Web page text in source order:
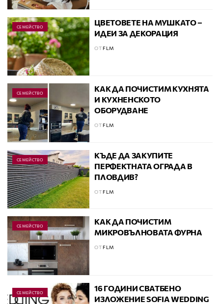
СЕМЕЙСТВО
ЦВЕТОВЕТЕ НА МУШКАТО –
ИДЕИ ЗА ДЕКОРАЦИЯ
ОТ FLM
СЕМЕЙСТВО
КАК ДА ПОЧИСТИМ КУХНЯТА
И КУХНЕНСКОТО
ОБОРУДВАНЕ
ОТ FLM
СЕМЕЙСТВО
КЪДЕ ДА ЗАКУПИТЕ
ПЕРФЕКТНАТА ОГРАДА В
ПЛОВДИВ?
ОТ FLM
СЕМЕЙСТВО
КАК ДА ПОЧИСТИМ
МИКРОВЪЛНОВАТА ФУРНА
ОТ FLM
СЕМЕЙСТВО
16 ГОДИНИ СВАТБЕНО
ИЗЛОЖЕНИЕ SOFIA WEDDING